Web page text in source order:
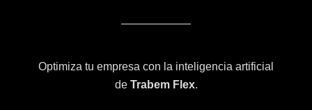
Optimiza tu empresa con la inteligencia artificial
de Trabem Flex.